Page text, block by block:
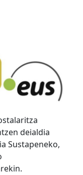
deialdia
Sustapeneko,